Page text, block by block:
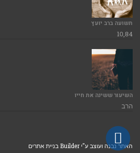
תשועה ברב יועץ
10,84
השיעור ששינה את חייו
הרב
האתר נבנה ועוצב ע"י Builder בניית אתרים
גלילה